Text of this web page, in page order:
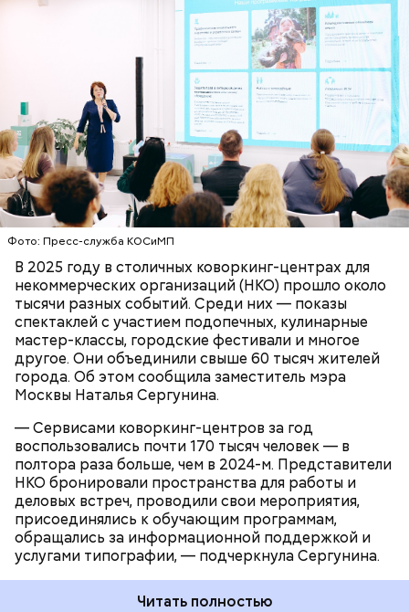
Фото: Пресс-служба КОСиМП
В 2025 году в столичных коворкинг-центрах для
некоммерческих организаций (НКО) прошло около
тысячи разных событий. Среди них — показы
спектаклей с участием подопечных, кулинарные
мастер-классы, городские фестивали и многое
другое. Они объединили свыше 60 тысяч жителей
города. Об этом сообщила заместитель мэра
Москвы Наталья Сергунина.
— Сервисами коворкинг-центров за год
воспользовались почти 170 тысяч человек — в
полтора раза больше, чем в 2024-м. Представители
НКО бронировали пространства для работы и
деловых встреч, проводили свои мероприятия,
присоединялись к обучающим программам,
обращались за информационной поддержкой и
услугами типографии, — подчеркнула Сергунина.
Так, команды НКО могут получить поддержку при
подборе площадки и подготовке к событию.
Например, специалисты центров помогают с
приглашением гостей, поиском партнеров и
фотосъемкой.
Читать полностью
ПРЕДПРИНИМАТЕЛИ
МЕРОПРИЯТИЯ
НАТАЛЬЯ СЕРГУНИНА
МОСКВА